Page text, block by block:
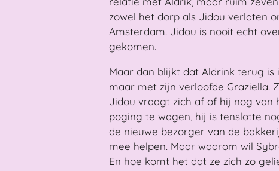
zowel het dorp als Jidou verlaten
Amsterdam. Jidou is nooit echt
gekomen.
Maar dan blijkt dat Aldrink terug is
maar met zijn verloofde Graziella.
Jidou vraagt zich af of hij nog van
poging te wagen, hij is tenslotte
de nieuwe bezorger van de
mee helpen. Maar waarom wil
En hoe komt het dat ze zich zo